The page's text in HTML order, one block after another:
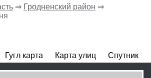
⇒ Гродненский район ⇒
Гугл карта Карта улиц Спутник